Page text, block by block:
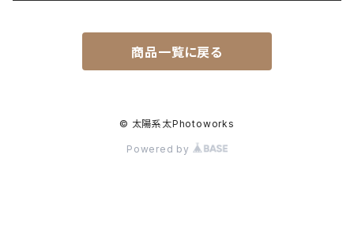
商品一覧に戻る
© 太陽系太Photoworks
Powered by